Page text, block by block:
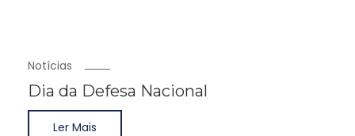
Notícias
Dia da Defesa Nacional
Ler Mais